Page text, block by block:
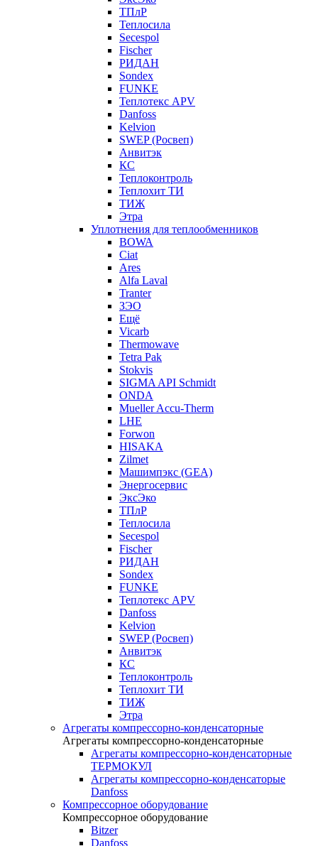
ТПлР
Теплосила
Secespol
Fischer
РИДАН
Sondex
FUNKE
Теплотекс APV
Danfoss
Kelvion
SWEP (Росвеп)
Анвитэк
КС
Теплоконтроль
Теплохит ТИ
ТИЖ
Этра
Уплотнения для теплообменников
BOWA
Ciat
Ares
Alfa Laval
Tranter
ЗЭО
Ещё
Vicarb
Thermowave
Tetra Pak
Stokvis
SIGMA API Schmidt
ONDA
Mueller Accu-Therm
LHE
Forwon
HISAKA
Zilmet
Машимпэкс (GEA)
Энергосервис
ЭксЭко
ТПлР
Теплосила
Secespol
Fischer
РИДАН
Sondex
FUNKE
Теплотекс APV
Danfoss
Kelvion
SWEP (Росвеп)
Анвитэк
КС
Теплоконтроль
Теплохит ТИ
ТИЖ
Этра
Агрегаты компрессорно-конденсаторные
Агрегаты компрессорно-конденсаторные
Агрегаты компрессорно-конденсаторные
ТЕРМОКУЛ
Агрегаты компрессорно-конденсаторые
Danfoss
Компрессорное оборудование
Компрессорное оборудование
Bitzer
Danfoss